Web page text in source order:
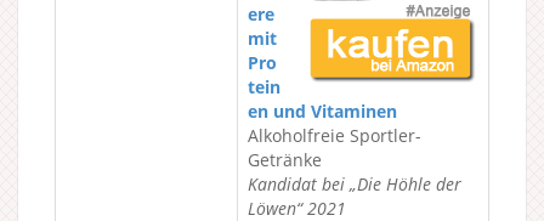
ere
mit
Pro
tein
en und Vitaminen
Alkoholfreie Sportler-
Getränke
Kandidat bei „Die Höhle der
Löwen“ 2021